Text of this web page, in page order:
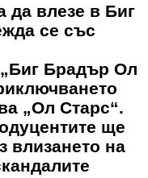
да влезе в Биг
се със
Брадър Ол
„Ол Старс“.
ще
влизането на